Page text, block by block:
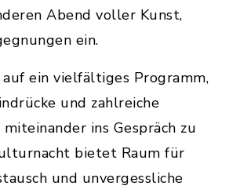
Abend voller Kunst,
ein.
auf ein vielfältiges Programm,
und zahlreiche
ins Gespräch zu
bietet Raum für
und unvergessliche